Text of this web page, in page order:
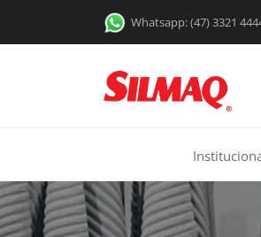
Whatsapp: (47) 3321